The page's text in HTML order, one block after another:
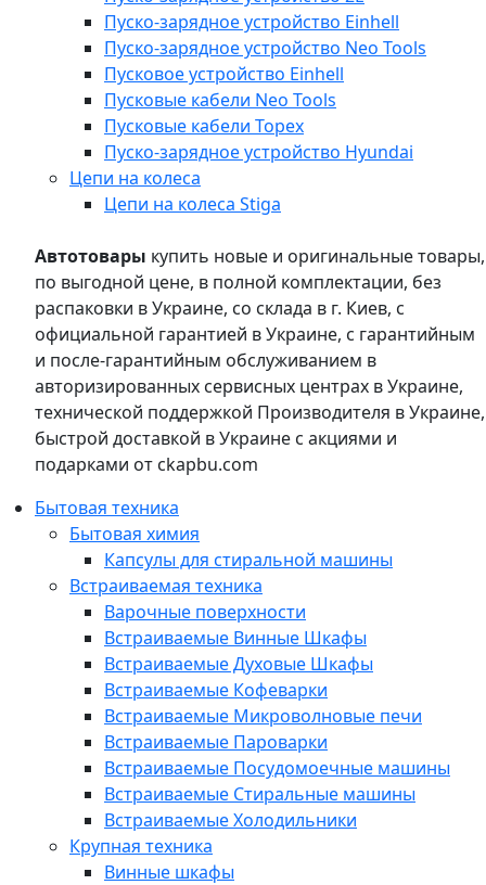
Пуско-зарядное устройство Einhell
Пуско-зарядное устройство Neo Tools
Пусковое устройство Einhell
Пусковые кабели Neo Tools
Пусковые кабели Topex
Пуско-зарядное устройство Hyundai
Цепи на колеса
Цепи на колеса Stiga
Автотовары купить новые и оригинальные товары,
по выгодной цене, в полной комплектации, без
распаковки в Украине, со склада в г. Киев, с
официальной гарантией в Украине, с гарантийным
и после-гарантийным обслуживанием в
авторизированных сервисных центрах в Украине,
технической поддержкой Производителя в Украине,
быстрой доставкой в Украине с акциями и
подарками от ckapbu.com
Бытовая техника
Бытовая химия
Капсулы для стиральной машины
Встраиваемая техника
Варочные поверхности
Встраиваемые Винные Шкафы
Встраиваемые Духовые Шкафы
Встраиваемые Кофеварки
Встраиваемые Микроволновые печи
Встраиваемые Пароварки
Встраиваемые Посудомоечные машины
Встраиваемые Стиральные машины
Встраиваемые Холодильники
Крупная техника
Винные шкафы